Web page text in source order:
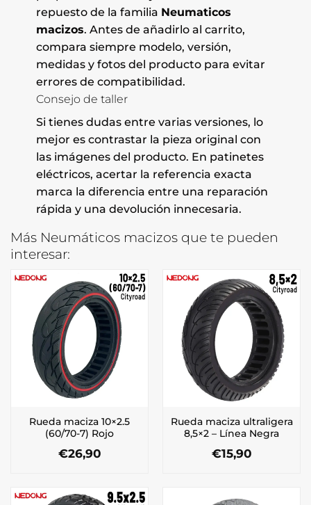
repuesto de la familia Neumaticos
macizos. Antes de añadirlo al carrito,
compara siempre modelo, versión,
medidas y fotos del producto para evitar
errores de compatibilidad.
Consejo de taller
Si tienes dudas entre varias versiones, lo
mejor es contrastar la pieza original con
las imágenes del producto. En patinetes
eléctricos, acertar la referencia exacta
marca la diferencia entre una reparación
rápida y una devolución innecesaria.
Más Neumáticos macizos que te pueden
interesar:
Rueda maciza 10×2.5
(60/70-7) Rojo
€26,90
Rueda maciza ultraligera
8,5×2 – Línea Negra
€15,90